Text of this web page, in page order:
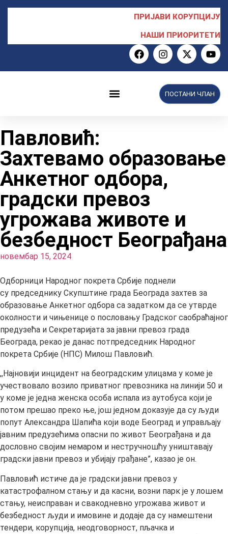
ПРИЈАВИ КОРУПЦИЈУ
НАШИ ПРИОРИТЕТИ
ПОСТАНИ ЧЛАН
Павловић:
Захтевамо образовање
Анкетног одбора,
градски превоз
угрожава животе и
безбедност Београђана
новембар 15, 2024
Одборници Народног покрета Србије поднели
су председнику Скупштине града Београда захтев за
образовање Анкетног одбора са задатком да се утврде
околности и чињенице о пословању Градског саобраћајног
предузећа и Секретаријата за јавни превоз града
Београда, рекао је данас потпредседник Народног
покрета Србије (НПС) Милош Павловић.
,,Најновији инцидент на београдским улицама у коме је
учествовало возило приватног превозника на линији 50 и
у коме је једна женска особа испала из аутобуса који је
потом прешао преко ње, још једном доказује да су људи
попут Александра Шапића који воде Београд и управљају
јавним предузећима опасни по живот Београђана и да
дословно својим немаром и нестручношћу уништавају
градски јавни превоз и убијају грађане”, казао је он.
Павловић истиче да је градски јавни превоз у
катастрофалном стању и да касни, возни парк је у лошем
стању, неисправан и свакодневно угрожава живот и
безбедност људи и имовине и додаје да су намештени
тендери, корупција, неодговорност, пљачка и